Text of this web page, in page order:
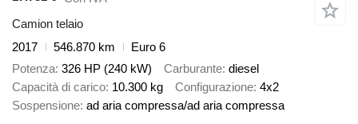
Camion telaio
2017
546.870 km
Euro 6
Potenza 326 HP (240 kW) Carburante diesel
Capacità di carico 10.300 kg Configurazione 4x2
Sospensione ad aria compressa/ad aria compressa